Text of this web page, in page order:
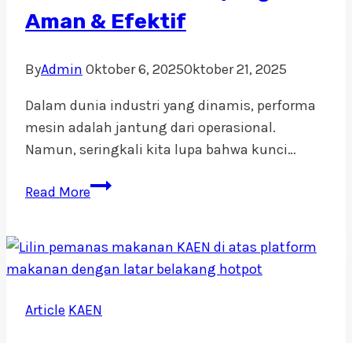
untuk
Profesional
Aman & Efektif
ByAdmin Oktober 6, 2025Oktober 21, 2025
Dalam dunia industri yang dinamis, performa
mesin adalah jantung dari operasional.
Namun, seringkali kita lupa bahwa kunci…
Read More5
Memilih
Industrial
yang
Article KAEN